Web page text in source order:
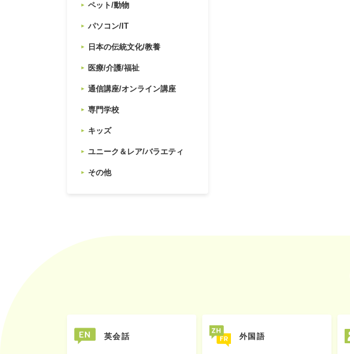
ペット/動物
パソコン/IT
日本の伝統文化/教養
医療/介護/福祉
通信講座/オンライン講座
専門学校
キッズ
ユニーク＆レア/バラエティ
その他
英会話 外国語